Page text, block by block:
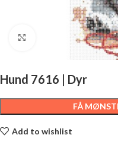
Click to enlarge
Hund 7616 | Dyr
FÅ
Add to wishlist